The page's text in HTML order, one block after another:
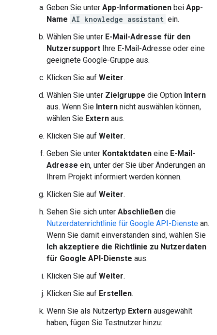
Geben Sie unter App-Informationen bei App-
Name AI knowledge assistant ein.
Wählen Sie unter E-Mail-Adresse für den
Nutzersupport Ihre E-Mail-Adresse oder eine
geeignete Google-Gruppe aus.
Klicken Sie auf Weiter.
Wählen Sie unter Zielgruppe die Option Intern
aus. Wenn Sie Intern nicht auswählen können,
wählen Sie Extern aus.
Klicken Sie auf Weiter.
Geben Sie unter Kontaktdaten eine E-Mail-
Adresse ein, unter der Sie über Änderungen an
Ihrem Projekt informiert werden können.
Klicken Sie auf Weiter.
Sehen Sie sich unter Abschließen die
Nutzerdatenrichtlinie für Google API-Dienste an.
Wenn Sie damit einverstanden sind, wählen Sie
Ich akzeptiere die Richtlinie zu Nutzerdaten
für Google API-Dienste aus.
Klicken Sie auf Weiter.
Klicken Sie auf Erstellen.
Wenn Sie als Nutzertyp Extern ausgewählt
haben, fügen Sie Testnutzer hinzu: